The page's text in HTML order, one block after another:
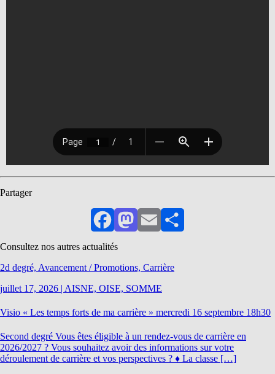
Partager
FacebookMastodon
EmailPartager
Consultez nos autres actualités
2d degré, Avancement / Promotions, Carrière
juillet 17, 2026 | AISNE, OISE, SOMME
Visio « Les temps forts de ma carrière » mercredi 16 septembre 18h30
Second degré Vous êtes éligible à un rendez-vous de carrière en
2026/2027 ? Vous souhaitez avoir des informations sur votre
déroulement de carrière et vos perspectives ? ♦ La classe […]